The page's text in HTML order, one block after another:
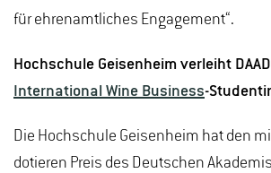
für ehrenamtliches Engagement“.
Hochschule Geisenheim verleiht
International Wine Business-
Die Hochschule Geisenheim hat den
dotieren Preis des Deutschen